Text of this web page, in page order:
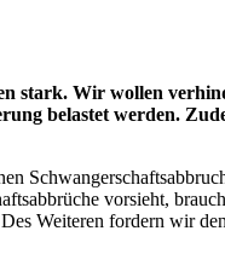
stark. Wir wollen
belastet werden.
vorsieht,
Weiteren fordern wir